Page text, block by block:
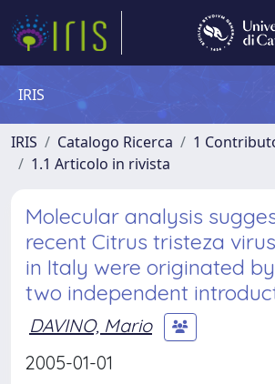
IRIS
IRIS Catalogo Ricerca
1
1.1 Articolo in rivista
Molecular analysis
recent Citrus tristeza
in Italy were originated
two independent
DAVINO, Mario
2005-01-01